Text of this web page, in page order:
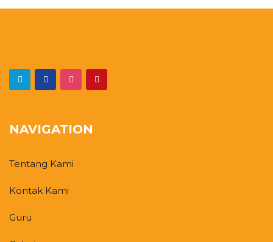
NAVIGATION
Tentang Kami
Kontak Kami
Guru